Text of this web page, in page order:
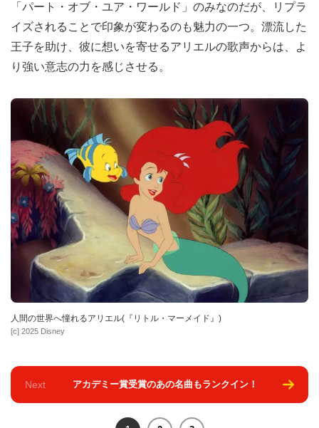
「パート・オブ・ユア・ワールド」のみなのだが、リプラ
イズされることで印象が変わるのも魅力の一つ。漂流した
王子を助け、彼に想いを寄せるアリエルの歌声からは、よ
り強い意志の力を感じさせる。
人間の世界へ憧れるアリエル(『リトル・マーメイド』)
[c] 2025 Disney
Next アカデミー賞受賞のあの名曲もランクイン！